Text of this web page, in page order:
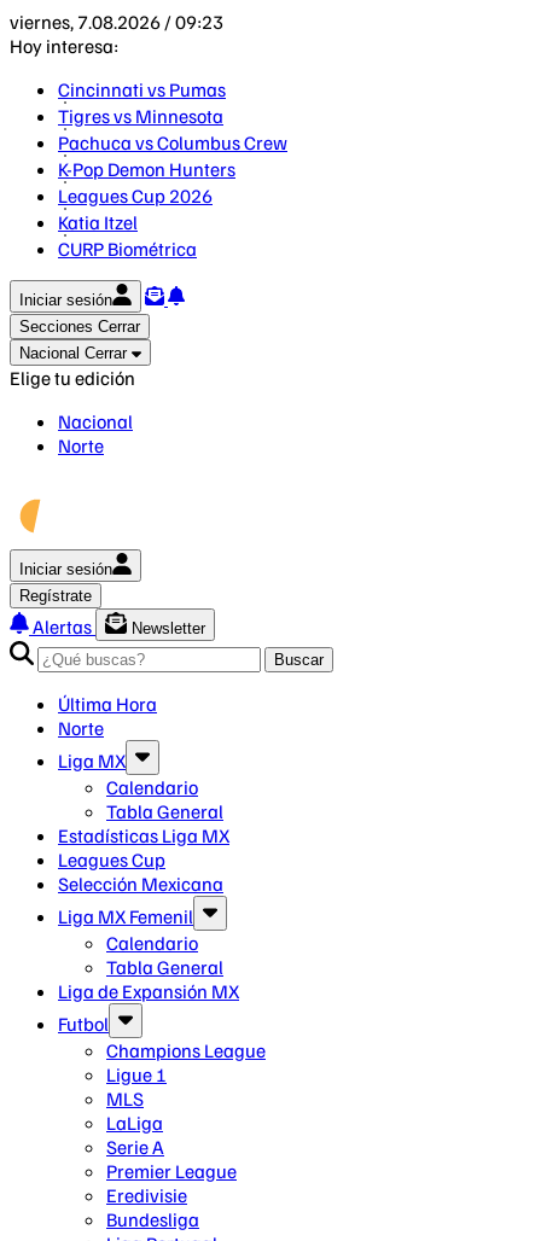
viernes, 7.08.2026 / 09:23
Hoy interesa:
Cincinnati vs Pumas
Tigres vs Minnesota
Pachuca vs Columbus Crew
K-Pop Demon Hunters
Leagues Cup 2026
Katia Itzel
CURP Biométrica
Iniciar sesión
Secciones Cerrar
Nacional Cerrar
Elige tu edición
Nacional
Norte
Iniciar sesión
Regístrate
Alertas
Newsletter
Buscar
Última Hora
Norte
Liga MX
Calendario
Tabla General
Estadísticas Liga MX
Leagues Cup
Selección Mexicana
Liga MX Femenil
Calendario
Tabla General
Liga de Expansión MX
Futbol
Champions League
Ligue 1
MLS
LaLiga
Serie A
Premier League
Eredivisie
Bundesliga